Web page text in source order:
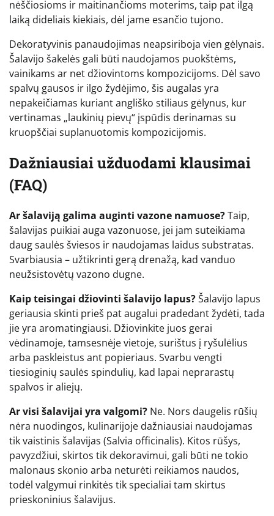
nėščiosioms ir maitinančioms moterims, taip pat ilgą
laiką dideliais kiekiais, dėl jame esančio tujono.
Dekoratyvinis panaudojimas neapsiriboja vien gėlynais.
Šalavijo šakelės gali būti naudojamos puokštėms,
vainikams ar net džiovintoms kompozicijoms. Dėl savo
spalvų gausos ir ilgo žydėjimo, šis augalas yra
nepakeičiamas kuriant angliško stiliaus gėlynus, kur
vertinamas „laukinių pievų“ įspūdis derinamas su
kruopščiai suplanuotomis kompozicijomis.
Dažniausiai užduodami klausimai
(FAQ)
Ar šalaviją galima auginti vazone namuose?Taip,
šalavijas puikiai auga vazonuose, jei jam suteikiama
daug saulės šviesos ir naudojamas laidus substratas.
Svarbiausia – užtikrinti gerą drenažą, kad vanduo
neužsistovėtų vazono dugne.
Kaip teisingai džiovinti šalavijo lapus?Šalavijo lapus
geriausia skinti prieš pat augalui pradedant žydėti, tada
jie yra aromatingiausi. Džiovinkite juos gerai
vėdinamoje, tamsesnėje vietoje, surištus į ryšulėlius
arba paskleistus ant popieriaus. Svarbu vengti
tiesioginių saulės spindulių, kad lapai neprarastų
spalvos ir aliejų.
Ar visi šalavijai yra valgomi? Ne. Nors daugelis rūšių
nėra nuodingos, kulinarijoje dažniausiai naudojamas
tik vaistinis šalavijas (Salvia officinalis). Kitos rūšys,
pavyzdžiui, skirtos tik dekoravimui, gali būti ne tokio
malonaus skonio arba neturėti reikiamos naudos,
todėl valgymui rinkitės tik specialiai tam skirtus
prieskoninius šalavijus.